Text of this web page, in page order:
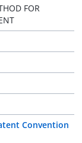
FOR
Convention